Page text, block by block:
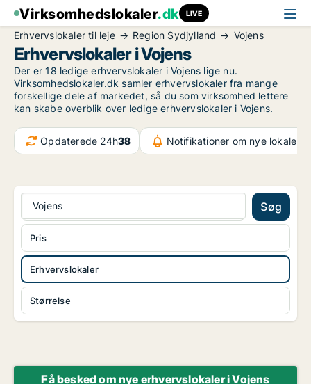
Virksomhedslokaler.dk LIVE
Erhvervslokaler til leje Region Sydjylland Vojens
Erhvervslokaler i Vojens
Der er 18 ledige erhvervslokaler i Vojens lige nu.
Virksomhedslokaler.dk samler erhvervslokaler fra mange
forskellige dele af markedet, så du som virksomhed lettere
kan skabe overblik over ledige erhvervslokaler i Vojens.
Opdaterede 24h38 Notifikationer om nye lokaler
Vojens Søg
Erhvervslokaler
Størrelse
Pris
Få besked om nye erhvervslokaler i Vojens